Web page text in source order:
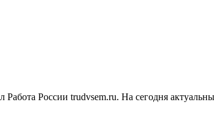
России trudvsem.ru. На сегодня